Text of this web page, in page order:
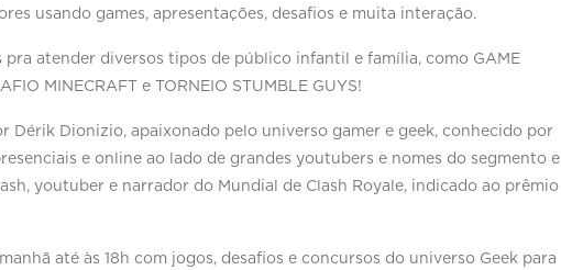
usando games, apresentações, desafios e muita interação.
pra atender diversos tipos de público infantil e família, como GAME
MINECRAFT e TORNEIO STUMBLE GUYS!
Dérik Dionizio, apaixonado pelo universo gamer e geek, conhecido por
e online ao lado de grandes youtubers e nomes do segmento e
youtuber e narrador do Mundial de Clash Royale, indicado ao prêmio
até às 18h com jogos, desafios e concursos do universo Geek para